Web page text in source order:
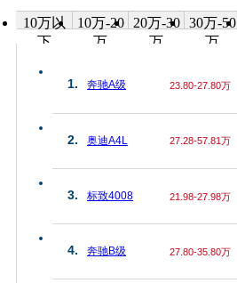
10万以
下
10万-20
万
20万-30
万
30万-50
万
1. 奔驰A级 23.80-27.80万
2. 奥迪A4L 27.28-57.81万
3. 标致4008 21.98-27.98万
4. 奔驰B级 27.80-35.80万